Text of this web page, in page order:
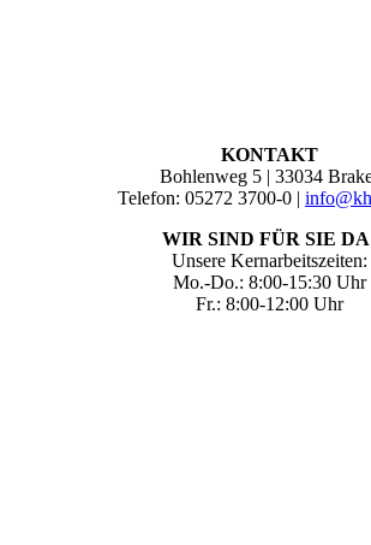
KONTAKT
Bohlenweg 5 | 33034
Telefon: 05272 3700-0 |
WIR SIND FÜR SIE
Unsere Kernarbeitszeiten:
Mo.-Do.: 8:00-15:30 Uhr
Fr.: 8:00-12:00 Uhr